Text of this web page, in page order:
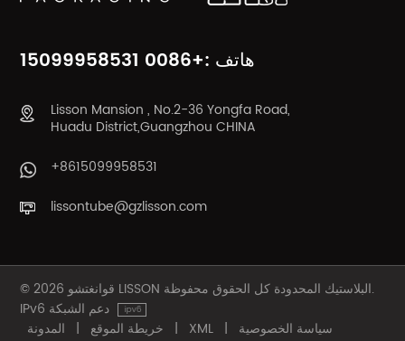
هاتف :+0086 15099958531
Lisson Mansion , No.2-36 Yongfa Road,
Huadu District,Guangzhou CHINA
+8615099958531
lissontube@gzlisson.com
© 2026 قوانغتشو LISSON البلاستيك المحدودة كل الحقوق محفوظة.
المدونة
| خريطة الموقع | XML |
سياسة الخصوصية